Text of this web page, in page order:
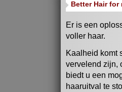
Better Hair for
Er is een
voller haar.
Kaalheid komt
vervelend zijn,
biedt u een
haaruitval te